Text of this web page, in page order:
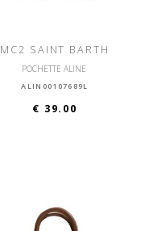
MC2 SAINT BARTH
POCHETTE ALINE
ALIN00107689L
€ 39.00